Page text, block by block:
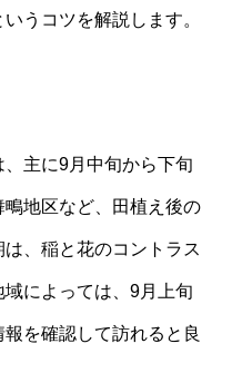
うコツを解説します。
主に9月中旬から下旬
地区など、田植え後の
、稲と花のコントラス
域によっては、9月上旬
を確認して訪れると良